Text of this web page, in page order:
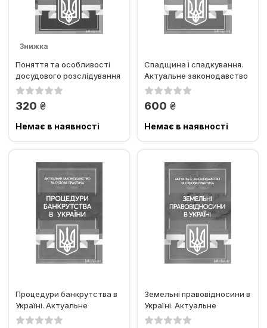
Знижка
Поняття та особливості
досудового розслідування
кримінальних проступків....
320 грн.
Немає в наявності
Спадщина і спадкування.
Актуальне законодавство
та судова практика
600 грн.
Немає в наявності
Процедури банкрутства в
Україні. Актуальне
законодавство та судова
Земельні правовідносини в
Україні. Актуальне
законодавство та судова...